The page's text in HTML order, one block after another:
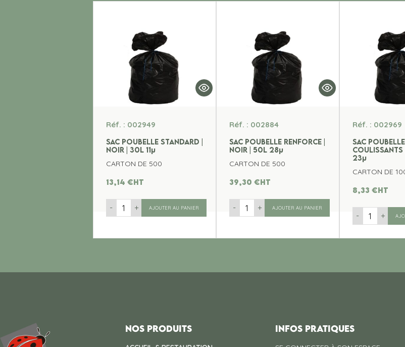
Réf. : 002949
SAC POUBELLE STANDARD |
NOIR | 30L 11µ
CARTON DE 500
13,14€ht
- + AJOUTER AU PANIER
Réf. : 002884
SAC POUBELLE RENFORCE |
NOIR | 50L 28µ
CARTON DE 500
39,30€ht
- + AJOUTER AU PANIER
Réf. : 002969
SAC
23µ
CARTON DE
8,33 €ht
- +
Nos produits INFOS PRATIQUES